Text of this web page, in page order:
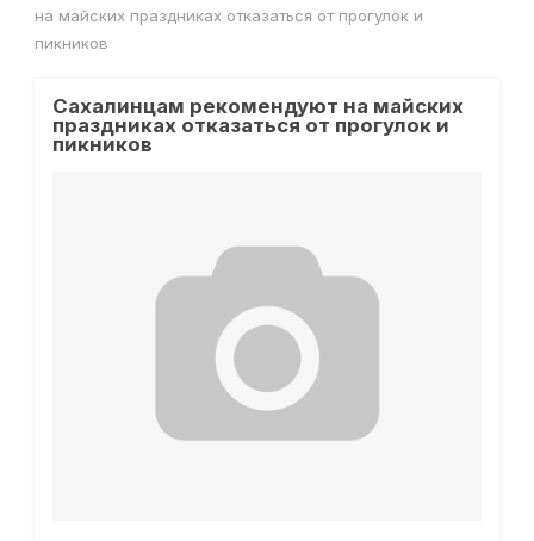
на майских праздниках отказаться от прогулок и
пикников
Сахалинцам рекомендуют на майских
праздниках отказаться от прогулок и
пикников